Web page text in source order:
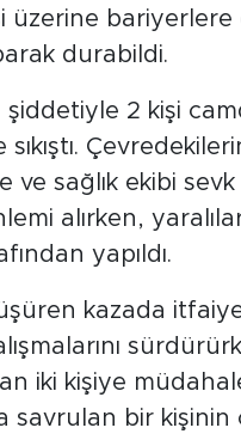
üzerine
durabildi.
şiddetiyle 2 kişi
ve sağlık ekibi
alırken,
yapıldı.
kazada
iki kişiye
savrulan bir kişinin